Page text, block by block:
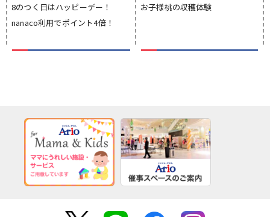
8のつく日はハッピーデー！
nanaco利用でポイント4倍！
お子様桃の収穫体験